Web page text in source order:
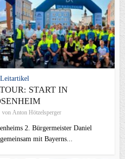
Leitartikel
START IN
von Anton Hötzelsperger
2. Bürgermeister Daniel
mit Bayerns...